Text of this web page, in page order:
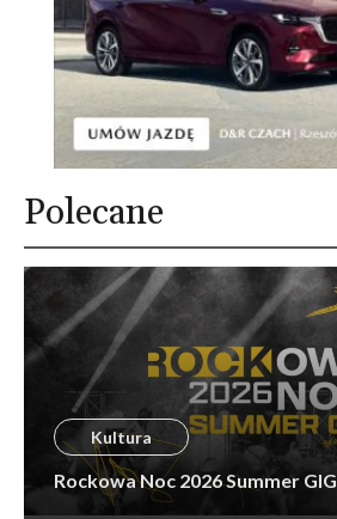
Polecane
Kultura
Rockowa Noc 2026 Summer GIG